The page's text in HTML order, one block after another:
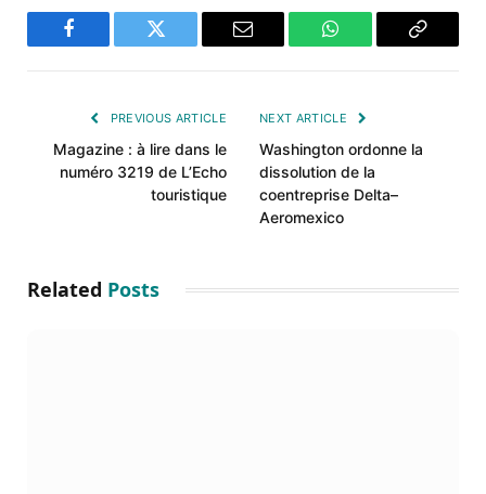
Facebook Twitter Email WhatsAppCopy
PREVIOUS ARTICLE
Magazine : à lire dans le
numéro 3219 de L’Echo
touristique
NEXT ARTICLE
Washington ordonne la
dissolution de la
coentreprise Delta–
Aeromexico
Related Posts